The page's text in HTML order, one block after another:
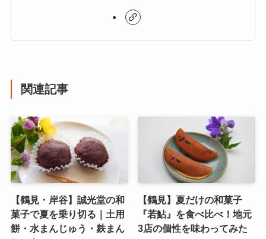
関連記事
【鶴見・岸谷】誠光堂の和
菓子で夏を乗り切る｜土用
餅・水まんじゅう・麸まん
【鶴見】夏だけの和菓子
『若鮎』を食べ比べ！地元
3店の個性を味わってみた